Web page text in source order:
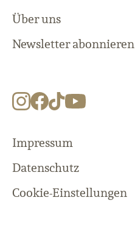
Über uns
Newsletter abonnieren
Impressum
Datenschutz
Cookie-Einstellungen